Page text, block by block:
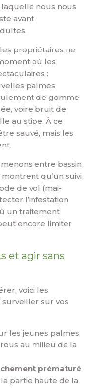
nous nous
avant
propriétaires ne
où les
:
palmes
de gomme
voire bruit de
au stipe. À ce
sauvé, mais les
entre bassin
montrent qu’un suivi
de vol (mai-
l’infestation
un traitement
encore limiter
et agir sans
voici les
surveiller sur vos
les jeunes palmes,
au milieu de la
prématuré
partie haute de la